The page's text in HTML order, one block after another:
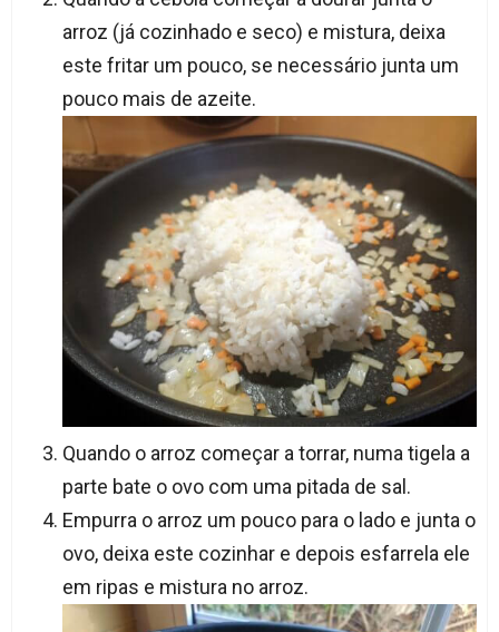
arroz (já cozinhado e seco) e mistura, deixa
este fritar um pouco, se necessário junta um
pouco mais de azeite.
Quando o arroz começar a torrar, numa tigela a
parte bate o ovo com uma pitada de sal.
Empurra o arroz um pouco para o lado e junta o
ovo, deixa este cozinhar e depois esfarrela ele
em ripas e mistura no arroz.